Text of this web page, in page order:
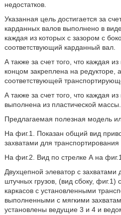
недостатков.
Указанная цель достигается за
карданных валов выполнено в
каждая из которых с зазором с
соответствующий карданный вал.
А также за счет того, что каждая
концом закреплена на редукторе,
соответствующей
А также за счет того, что каждая
выполнена из пластической массы.
Предлагаемая полезная модель
На фиг.1. Показан общий вид
захватами для транспортирования
На фиг.2. Вид по стрелке А на фиг.1.
Двухцепной элеватор с захватами
штучных грузов, (вид сбоку, фиг.1)
каркасов с установленными
выполненными с мягкими
установлены ведущие 3 и 4 и